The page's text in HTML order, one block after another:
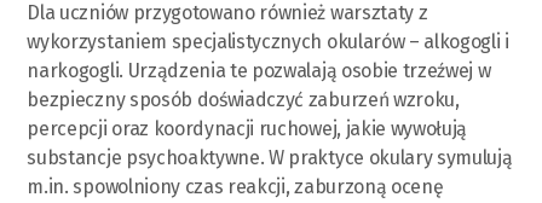
Dla uczniów przygotowano również warsztaty z
wykorzystaniem specjalistycznych okularów – alkogogli i
narkogogli. Urządzenia te pozwalają osobie trzeźwej w
bezpieczny sposób doświadczyć zaburzeń wzroku,
percepcji oraz koordynacji ruchowej, jakie wywołują
substancje psychoaktywne. W praktyce okulary symulują
m.in. spowolniony czas reakcji, zaburzoną ocenę